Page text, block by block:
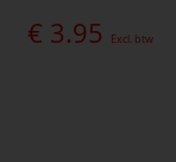
€ 3.95 Excl. btw